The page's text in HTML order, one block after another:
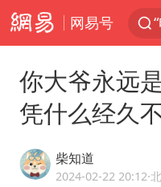
网易号
你大爷永远
凭什么经久
柴知道
2024-02-22 20:12·